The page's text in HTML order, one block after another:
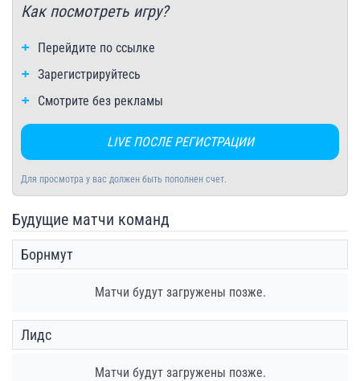
Как посмотреть игру?
Перейдите по ссылке
Зарегистрируйтесь
Смотрите без рекламы
LIVE ПОСЛЕ РЕГИСТРАЦИИ
Для просмотра у вас должен быть пополнен счет.
Будущие матчи команд
Борнмут
Матчи будут загружены позже.
Лидс
Матчи будут загружены позже.